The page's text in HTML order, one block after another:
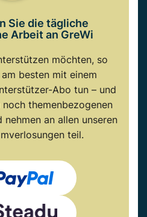
Sie die tägliche
Arbeit an GreWi
möchten, so
besten mit einem
Abo tun – und
themenbezogenen
nehmen an allen unseren
teil.